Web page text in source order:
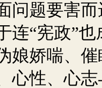
问题要害
连“宪政”
娘娇喘、
心性、心